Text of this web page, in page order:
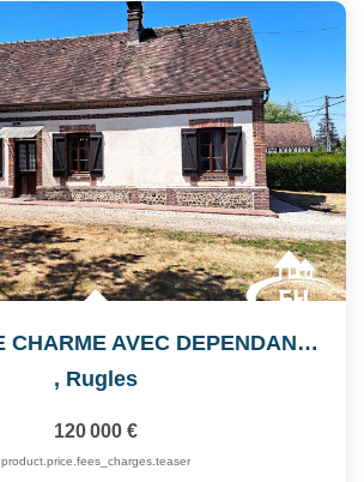
LONGERE DE CHARME AVEC DEPENDANCES
, Rugles
120 000 €
product.price.fees_charges.teaser